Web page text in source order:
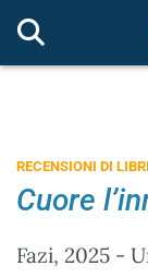
RECENSIONI DI LIBRI
Cuore
Fazi, 2025 -